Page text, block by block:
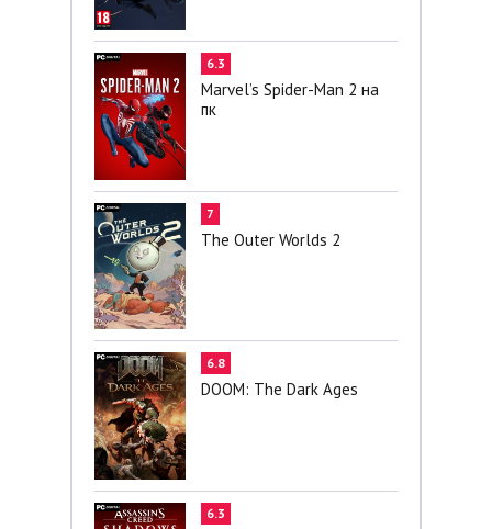
6.3
Marvel’s Spider-Man 2 на
пк
7
The Outer Worlds 2
6.8
DOOM: The Dark Ages
6.3